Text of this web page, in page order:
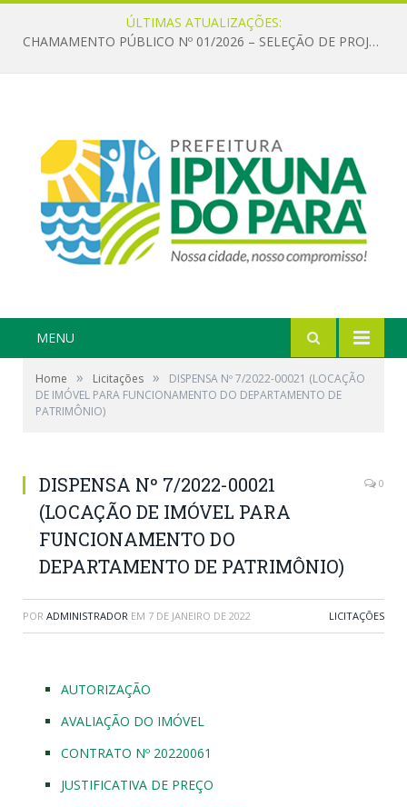
ÚLTIMAS ATUALIZAÇÕES:
CHAMAMENTO PÚBLICO Nº 01/2026 – SELEÇÃO DE PROJETOS PARA FIRMAR TERMO DE EXECUÇÃO CULTURAL COM RECURSOS DA POLÍTICA NACIONAL ALDIR BLANC DE FOMENTO À CULTURA – PNAB (LEI Nº 14.399/2022)
MENU
Home » Licitações »
DISPENSA Nº 7/2022-00021 (LOCAÇÃO
DE IMÓVEL PARA FUNCIONAMENTO DO DEPARTAMENTO DE
PATRIMÔNIO)
DISPENSA Nº 7/2022-00021
(LOCAÇÃO DE IMÓVEL PARA
FUNCIONAMENTO DO
DEPARTAMENTO DE PATRIMÔNIO)
0
POR ADMINISTRADOR EM 7 DE JANEIRO DE 2022 LICITAÇÕES
AUTORIZAÇÃO
AVALIAÇÃO DO IMÓVEL
CONTRATO Nº 20220061
JUSTIFICATIVA DE PREÇO